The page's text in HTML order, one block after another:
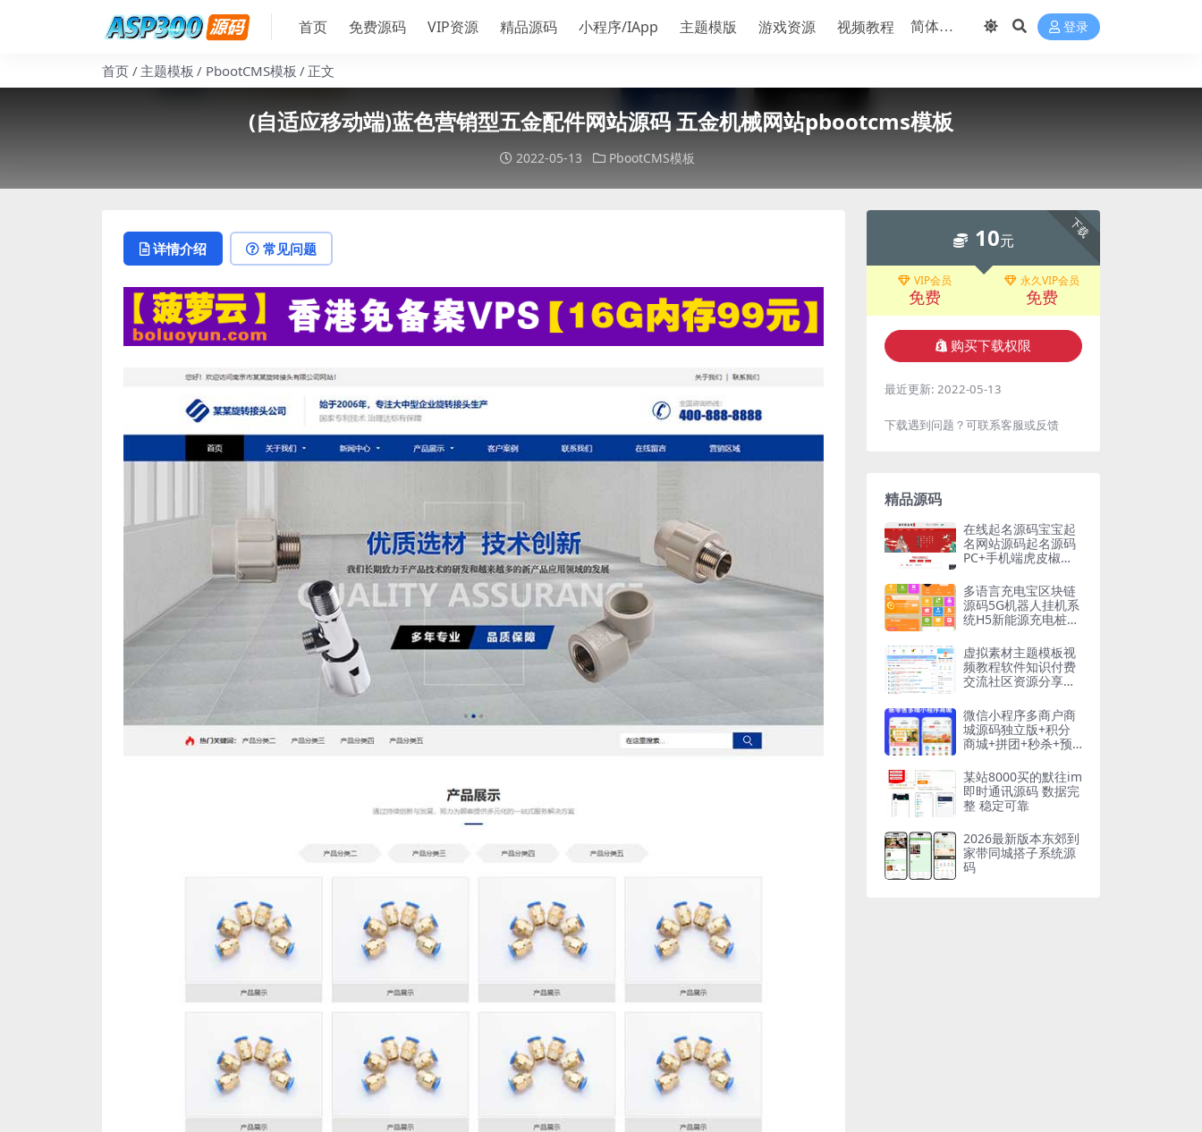
首页 免费源码 VIP资源 精品源码 小程序/IApp 主题模版 游戏资源 视频教程 登录
首页 主题模板 PbootCMS模板 正文
(自适应移动端)蓝色营销型五金配件网站源码 五金机械网站pbootcms模板
2022-05-13 PbootCMS模板
详情介绍 常见问题
下载
10元
VIP会员
免费
永久VIP会员
免费
购买下载权限
最近更新: 2022-05-13
下载遇到问题？可联系客服或反馈
精品源码
在线起名源码宝宝起
名网站源码起名源码
PC+手机端虎皮椒支
多语言充电宝区块链
源码5G机器人挂机系
统H5新能源充电桩多
目
虚拟素材主题模板视
频教程软件知识付费
交流社区资源分享网
插件
微信小程序多商户商
城源码独立版+积分
商城+拼团+秒杀+预
全开源版
某站8000买的默往im
即时通讯源码 数据完
整 稳定可靠
2026最新版本东郊到
家带同城搭子系统源
码